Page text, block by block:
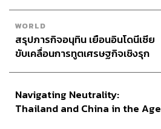
WORLD
สรุปภารกิจอนุทิน เยือนอินโดนีเซีย
ขับเคลื่อนการทูตเศรษฐกิจเชิงรุก
Navigating Neutrality:
Thailand and China in the Age